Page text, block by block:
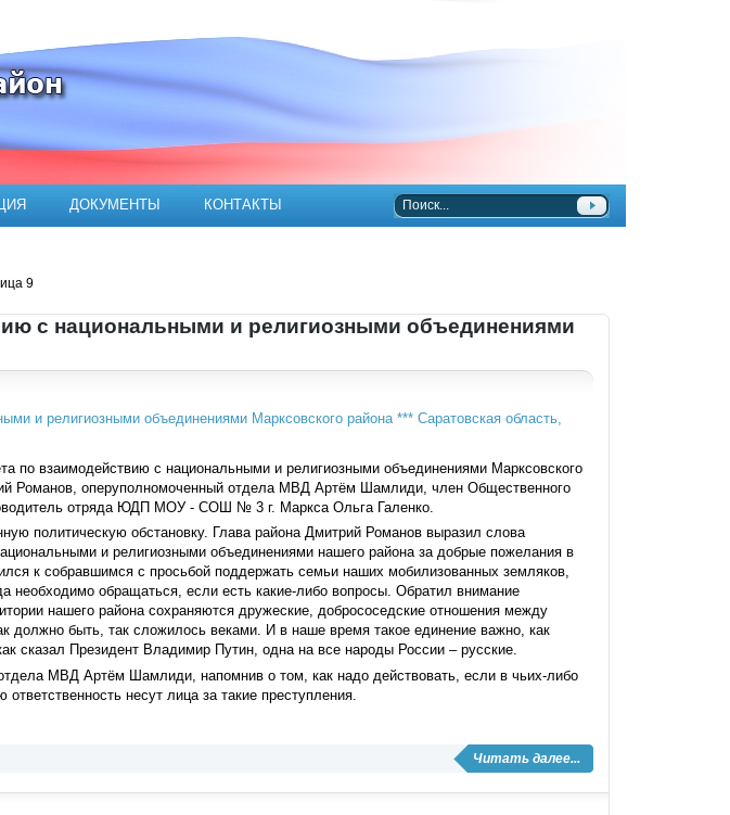
района
ДОКУМЕНТЫ КОНТАКТЫ
9
с национальными и религиозными объединениями
по взаимодействию с национальными и религиозными объединениями Марксовского
Романов, оперуполномоченный отдела МВД Артём Шамлиди, член Общественного
отряда ЮДП МОУ - СОШ № 3 г. Маркса Ольга Галенко.
политическую обстановку. Глава района Дмитрий Романов выразил слова
и религиозными объединениями нашего района за добрые пожелания в
к собравшимся с просьбой поддержать семьи наших мобилизованных земляков,
необходимо обращаться, если есть какие-либо вопросы. Обратил внимание
нашего района сохраняются дружеские, добрососедские отношения между
должно быть, так сложилось веками. И в наше время такое единение важно, как
сказал Президент Владимир Путин, одна на все народы России – русские.
МВД Артём Шамлиди, напомнив о том, как надо действовать, если в чьих-либо
несут лица за такие преступления.
Читать далее...